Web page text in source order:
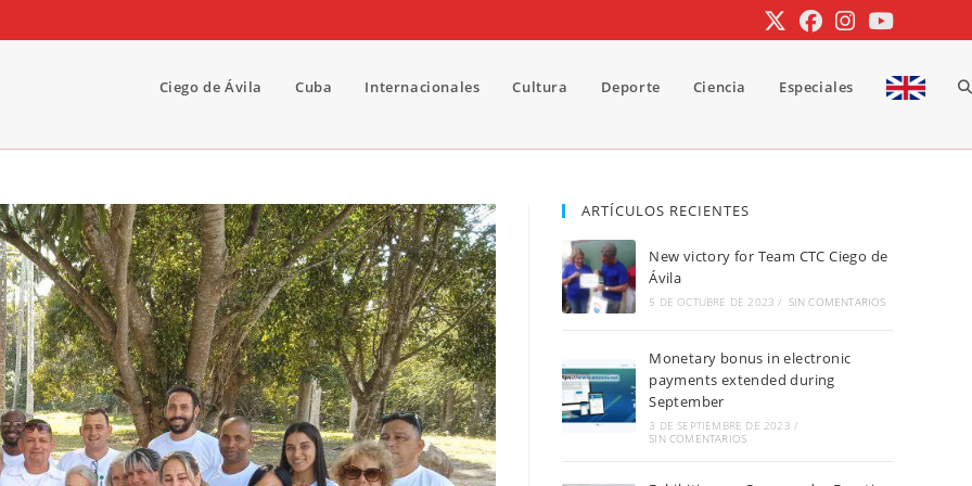
Ciego de Ávila Cuba Internacionales Cultura Deporte Ciencia Especiales
ARTÍCULOS RECIENTES
New victory for Team CTC Ciego de
Ávila
5 DE OCTUBRE DE 2023 / SIN COMENTARIOS
Monetary bonus in electronic
payments extended during
September
3 DE SEPTIEMBRE DE 2023 /
SIN COMENTARIOS